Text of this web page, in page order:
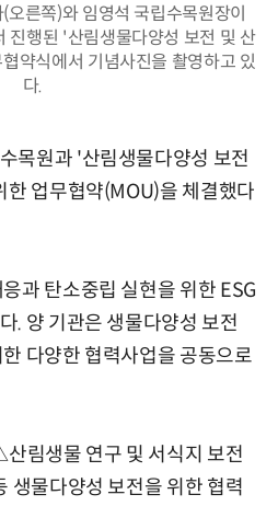
오른쪽)와 임영석 국립수목원장이
진행된 '산림생물다양성 보전 및 산
약식에서 기념사진을 촬영하고 있
다.
목원과 '산림생물다양성 보전
한 업무협약(MOU)을 체결했다
과 탄소중립 실현을 위한 ESG
. 양 기관은 생물다양성 보전
다양한 협력사업을 공동으로
림생물 연구 및 서식지 보전
물다양성 보전을 위한 협력